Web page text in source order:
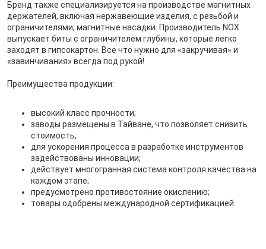
Бренд также специализируется на производстве магнитных
держателей, включая нержавеющие изделия, с резьбой и
ограничителями, магнитные насадки. Производитель NOX
выпускает биты с ограничителем глубины, которые легко
заходят в гипсокартон. Все что нужно для «закручивая» и
«завинчивания» всегда под рукой!
Преимущества продукции:
высокий класс прочности;
заводы размещены в Тайване, что позволяет снизить
стоимость;
для ускорения процесса в разработке инструментов
задействованы инновации;
действует многогранная система контроля качества на
каждом этапе;
предусмотрено противостояние окислению;
товары одобрены международной сертификацией.